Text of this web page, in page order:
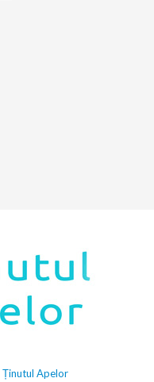
Ținutul Apelor